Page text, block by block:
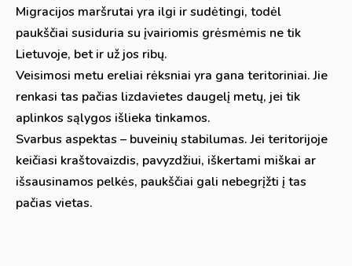
Migracijos maršrutai yra ilgi ir sudėtingi, todėl
paukščiai susiduria su įvairiomis grėsmėmis ne tik
Lietuvoje, bet ir už jos ribų.
Veisimosi metu ereliai rėksniai yra gana teritoriniai. Jie
renkasi tas pačias lizdavietes daugelį metų, jei tik
aplinkos sąlygos išlieka tinkamos.
Svarbus aspektas – buveinių stabilumas. Jei teritorijoje
keičiasi kraštovaizdis, pavyzdžiui, iškertami miškai ar
išsausinamos pelkės, paukščiai gali nebegrįžti į tas
pačias vietas.